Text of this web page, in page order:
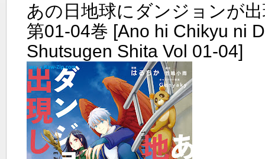
あの日地球にダンジョンが
第01-04巻 [Ano hi Chikyu ni
Shutsugen Shita Vol 01-04]